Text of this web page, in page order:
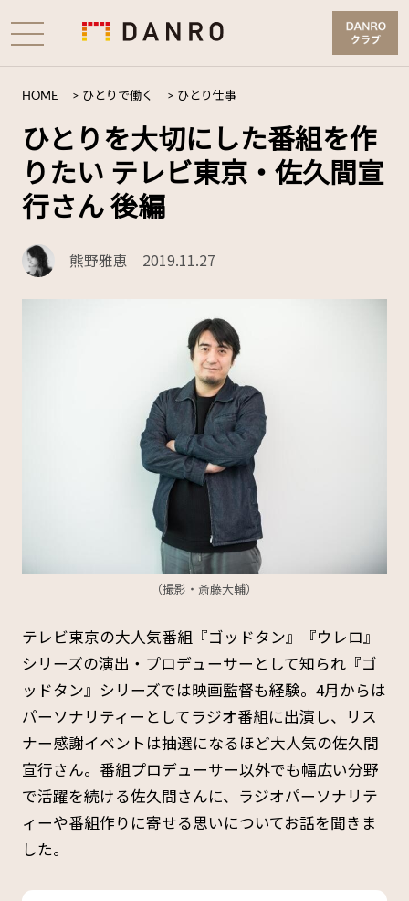
HOME > ひとりで働く > ひとり仕事
ひとりを大切にした番組を作
りたい テレビ東京・佐久間宣
行さん 後編
熊野雅恵 2019.11.27
（撮影・斎藤大輔）
テレビ東京の大人気番組『ゴッドタン』『ウレロ』
シリーズの演出・プロデューサーとして知られ『ゴ
ッドタン』シリーズでは映画監督も経験。4月からは
パーソナリティーとしてラジオ番組に出演し、リス
ナー感謝イベントは抽選になるほど大人気の佐久間
宣行さん。番組プロデューサー以外でも幅広い分野
で活躍を続ける佐久間さんに、ラジオパーソナリテ
ィーや番組作りに寄せる思いについてお話を聞きま
した。